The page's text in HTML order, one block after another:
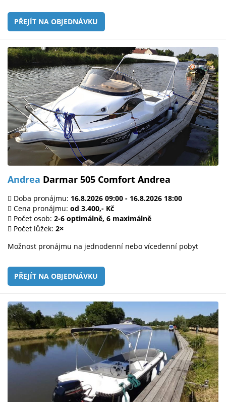
PŘEJÍT NA OBJEDNÁVKU
Andrea Darmar 505 Comfort Andrea
Doba pronájmu: 16.8.2026 09:00 - 16.8.2026 18:00
Cena pronájmu: od 3.400,- Kč
Počet osob: 2-6 optimálně, 6 maximálně
Počet lůžek: 2×
Možnost pronájmu na jednodenní nebo vícedenní pobyt
PŘEJÍT NA OBJEDNÁVKU